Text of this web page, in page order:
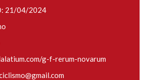
21/04/2024
g-f-rerum-novarum